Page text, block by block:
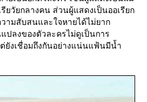
ยวัยกลางคน ส่วนผู้แสดงเป็นออเรียก
ามสับสนและใจหายได้ไม่ยาก
ปลงของตัวละครไม่ดูเป็นการ
ยังเชื่อมถึงกันอย่างแน่นแฟ้นมีน้ำ